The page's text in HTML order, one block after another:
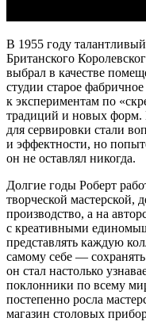
В 1955 году
Британского
выбрал в качестве
студии старое
к экспериментам по
традиций и новых форм.
для сервировки стали
и эффектности, но
он не оставлял никогда.
Долгие годы Роберт
творческой мастерской,
производство, а на
с креативными
представлять каждую
самому себе —
он стал настолько
поклонники по всему
постепенно росла
магазин столовых